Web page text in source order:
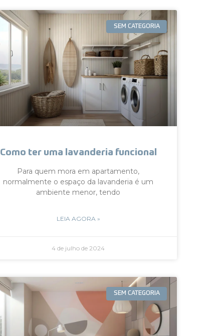
SEM CATEGORIA
Como ter uma lavanderia funcional
Para quem mora em apartamento,
normalmente o espaço da lavanderia é um
ambiente menor, tendo
LEIA AGORA »
4 de julho de 2024
SEM CATEGORIA